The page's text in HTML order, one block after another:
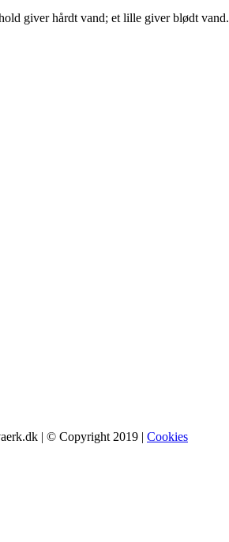
giver hårdt vand; et lille giver blødt vand.
| © Copyright 2019 | Cookies